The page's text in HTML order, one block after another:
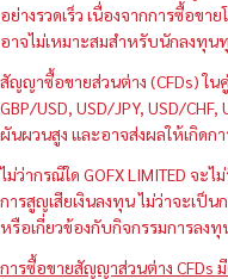
อย่างรวดเร็ว เนื่องจากการซื้อขา
อาจไม่เหมาะสมสำหรับนักลงทุน
สัญญาซื้อขายส่วนต่าง (CFDs) ใน
GBP/USD, USD/JPY, USD/
ผันผวนสูง และอาจส่งผลให้เกิดก
ไม่ว่ากรณีใด GOFX LIMITED
การสูญเสียเงินลงทุน ไม่ว่าจะเป็
หรือเกี่ยวข้องกับกิจกรรมการลงทุ
การซื้อขายสัญญาส่วนต่าง CFDs